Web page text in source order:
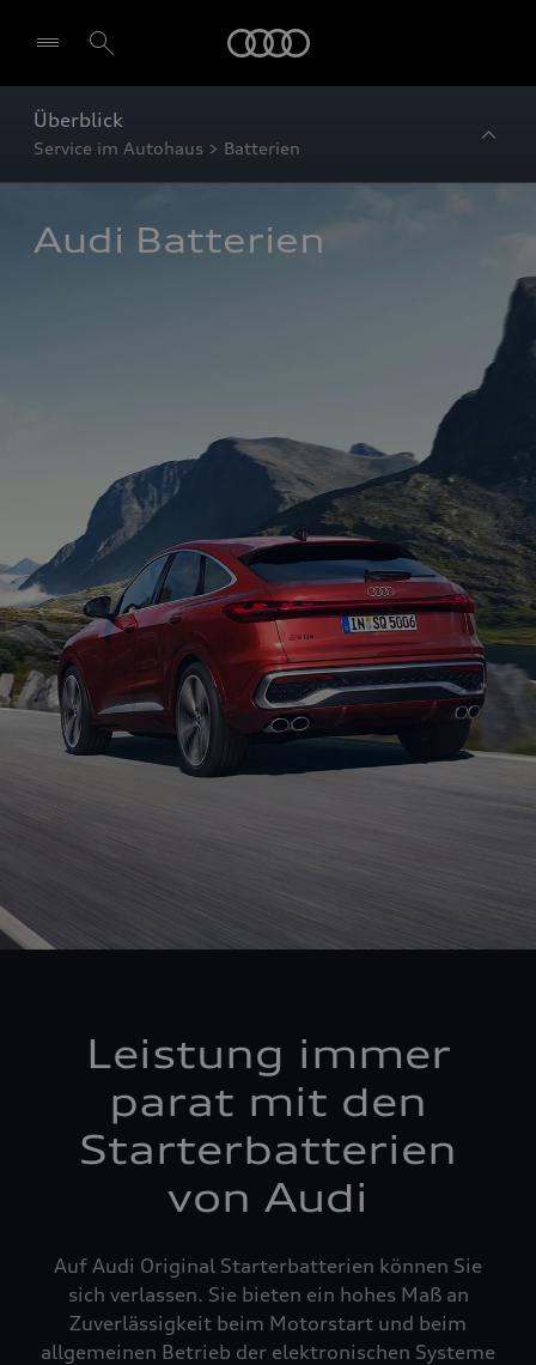
Überblick
Service im Autohaus > Batterien
Audi Batterien
Leistung immer
parat mit den
Starterbatterien
von Audi
Auf Audi Original Starterbatterien können Sie
sich verlassen. Sie bieten ein hohes Maß an
Zuverlässigkeit beim Motorstart und beim
allgemeinen Betrieb der elektronischen Systeme